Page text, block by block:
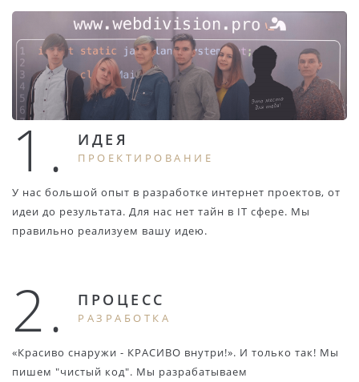
1. ИДЕЯ
ПРОЕКТИРОВАНИЕ
У нас большой опыт в разработке интернет проектов, от
идеи до результата. Для нас нет тайн в IT сфере. Мы
правильно реализуем вашу идею.
2. ПРОЦЕСС
РАЗРАБОТКА
«Красиво снаружи - КРАСИВО внутри!». И только так! Мы
пишем "чистый код". Мы разрабатываем